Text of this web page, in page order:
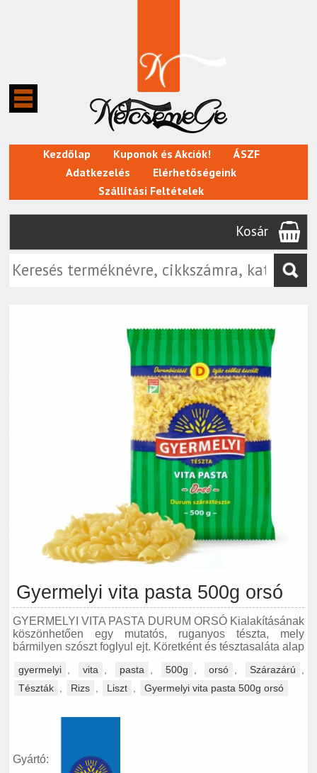
Kezdőlap Kuponok és Akciók!
ÁSZF
Adatkezelés
Elérhetőségeink
Szállítási Feltételek
Kosár
Gyermelyi vita pasta 500g orsó
GYERMELYI VITA PASTA DURUM ORSÓ Kialakításának
köszönhetően egy mutatós, ruganyos tészta, mely
bármilyen szószt foglyul ejt. Köretként és tésztasaláta alap
gyermelyi vita pasta 500g orsó Szárazárú
Tészták
Rizs Liszt Gyermelyi vita pasta 500g orsó
Gyártó: